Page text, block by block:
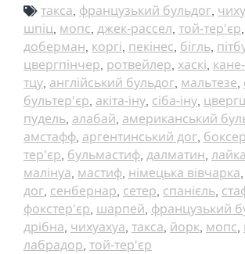
такса французький бульдог
шпіц мопс джек-рассел той-тер'єр
доберман коргі пекінес бігль
цвергпінчер ротвейлер хаскі
тцу англійський бульдог мальтезе
бультер'єр акіта-іну сіба-іну
пудель алабай американський
амстафф аргентинський дог боксер
тер'єр бульмастиф далматин лайка
малінуа мастиф німецька вівчарка
дог сенбернар сетер спанієль
фокстер'єр шарпей французький
дрібна чихуахуа такса йорк мопс
лабрадор той-тер'єр